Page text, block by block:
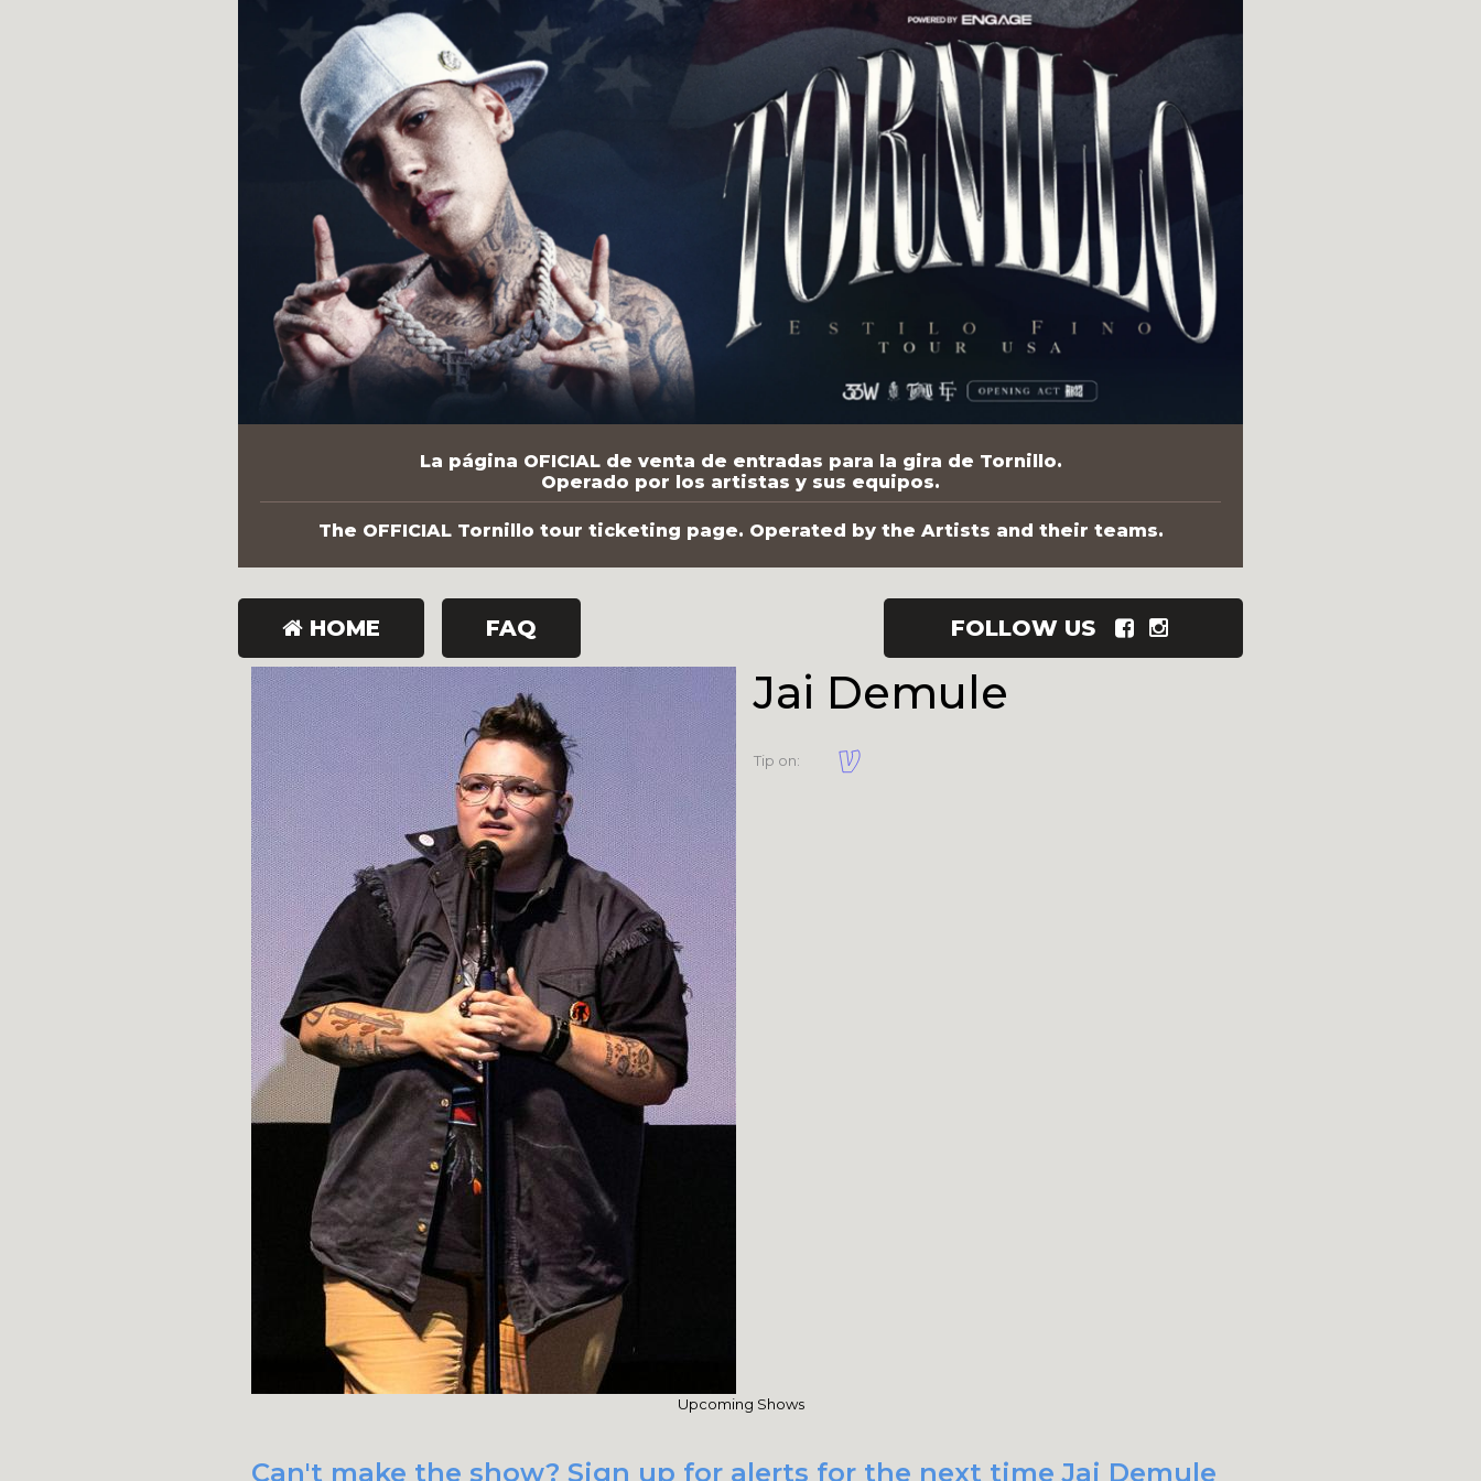
La página OFICIAL de venta de entradas para la gira de Tornillo.
Operado por los artistas y sus equipos.
The OFFICIAL Tornillo tour ticketing page. Operated by the Artists and their teams.
HOME FAQ FOLLOW US
Jai Demule
Tip on:
Upcoming Shows
Can't make the show? Sign up for alerts for the next time Jai Demule